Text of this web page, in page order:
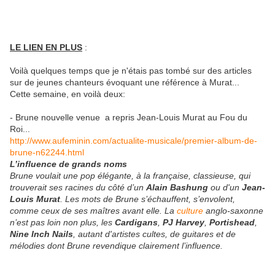
LE LIEN EN PLUS :
Voilà quelques temps que je n'étais pas tombé sur des articles
sur de jeunes chanteurs évoquant une référence à Murat...
Cette semaine, en voilà deux:
- Brune nouvelle venue a repris Jean-Louis Murat au Fou du
Roi...
http://www.aufeminin.com/actualite-musicale/premier-album-de-
brune-n62244.html
L’influence de grands noms
Brune voulait une pop élégante, à la française, classieuse, qui
trouverait ses racines du côté d’un Alain Bashung ou d'un Jean-
Louis Murat . Les mots de Brune s’échauffent, s’envolent,
comme ceux de ses maîtres avant elle. La culture anglo-saxonne
n’est pas loin non plus, les Cardigans PJ Harvey Portishead
Nine Inch Nails , autant d'artistes cultes, de guitares et de
mélodies dont Brune revendique clairement l’influence.